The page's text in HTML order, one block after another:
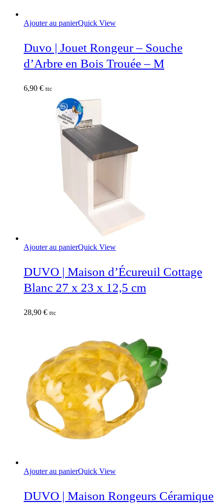
Ajouter au panierQuick View
Duvo | Jouet Rongeur – Souche
d’Arbre en Bois Trouée – M
6,90 € ttc
Ajouter au panierQuick View
DUVO | Maison d’Écureuil Cottage
Blanc 27 x 23 x 12,5 cm
28,90 € ttc
Ajouter au panierQuick View
DUVO | Maison Rongeurs Céramique